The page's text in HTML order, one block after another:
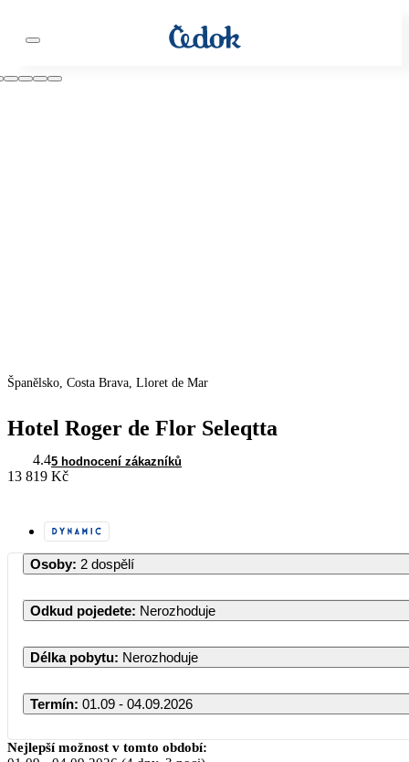
Španělsko, Costa Brava, Lloret de Mar
Hotel Roger de Flor Seleqtta
4.45 hodnocení zákazníků
13 819 Kč
Osoby: 2 dospělí
Odkud pojedete: Nerozhoduje
Délka pobytu: Nerozhoduje
Termín: 01.09 - 04.09.2026
Září 2026
Nejlepší možnost v tomto období: